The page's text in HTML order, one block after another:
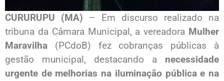
CURURUPU (MA) – Em discurso realizado na
tribuna da Câmara Municipal, a vereadora Mulher
Maravilha (PCdoB) fez cobranças públicas à
gestão municipal, destacando a necessidade
urgente de melhorias na iluminação pública e na